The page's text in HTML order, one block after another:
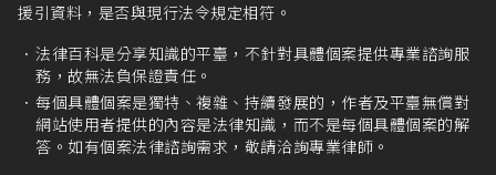
援引資料，是否與現行法令規定相符。
法律百科是分享知識的平臺，不針對具體個案提供專業諮詢服
務，故無法負保證責任。
每個具體個案是獨特、複雜、持續發展的，作者及平臺無償對
網站使用者提供的內容是法律知識，而不是每個具體個案的解
答。如有個案法律諮詢需求，敬請洽詢專業律師。